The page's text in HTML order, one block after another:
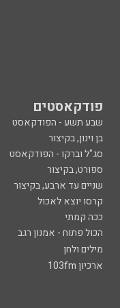
פודקאסטים
שבע תשע - הפודקאסט
בן וינון, בקיצור
סג"ל וברקו - הפודקאסט
ספורט, בקיצור
שניים עד ארבע, בקיצור
קרסו יוצא לאכול
ככה קמתי
הכול פתוח - אמנון רגב
מילים ולחן
ארכיון 103fm